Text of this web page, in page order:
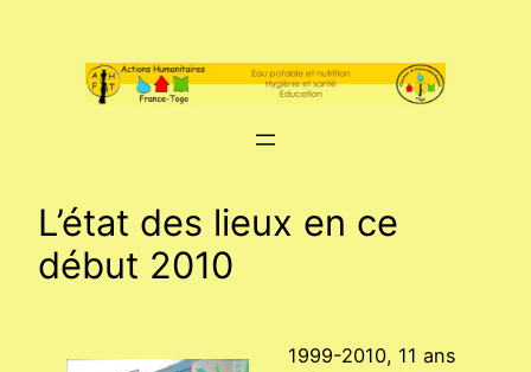
L’état des lieux en ce
début 2010
1999-2010, 11 ans